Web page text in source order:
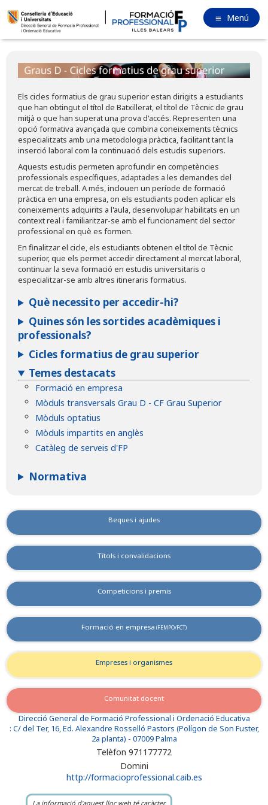
Menú
Els cicles formatius de grau superior estan dirigits a estudiants
que han obtingut el títol de Batxillerat, el títol de Tècnic de grau
mitjà o que han superat una prova d'accés. Representen una
opció formativa avançada que combina coneixements tècnics
especialitzats amb una metodologia pràctica, facilitant tant la
inserció laboral com la continuació dels estudis superiors.
Aquests estudis permeten aprofundir en competències
professionals específiques, adaptades a les demandes del
mercat de treball. A més, inclouen un període de formació
pràctica en una empresa, on els estudiants poden aplicar els
coneixements adquirits a l'aula, desenvolupar habilitats en un
context real i familiaritzar-se amb el funcionament del sector
professional en què es formen.
En finalitzar el cicle, els estudiants obtenen el títol de Tècnic
superior, que els permet accedir directament al mercat laboral,
continuar la seva formació en estudis universitaris o
especialitzar-se amb altres itineraris formatius.
Què necessito per accedir-hi?
Quines són les sortides acadèmiques i
professionals?
Cicles formatius de grau superior
Temes destacats
Formació en empresa
Mòduls transversals Grau D - CF Grau Superior
Mòduls optatius
Mòduls impartits en anglès
Catàleg de serveis d'FP
Normativa
Beques i ajudes
Títols i convalidacions
Competicions i premis
Formació en empresa (FEMPO/FCT)
Empreses i organismes
Comunitat docent
Direcció General de Formació Professional i Ordenació Educativa
: C/ del Ter, 16, Ed. Alexandre Rosselló Pastors (Polígon de Son Fuster,
2a planta) - 07009 Palma
Telèfon 971177772
Domini
http://formacioprofessional.caib.es
La informació d'aquest lloc web té caràcter